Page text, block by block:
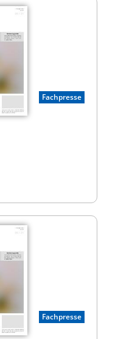
Fachpresse
Fachpresse